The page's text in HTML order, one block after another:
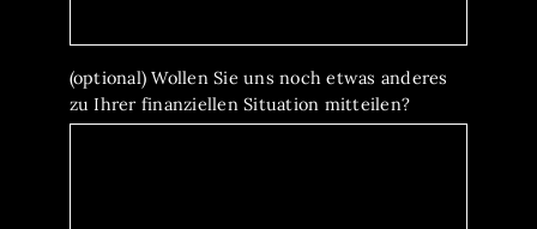
(optional) Wollen Sie uns noch etwas anderes
zu Ihrer finanziellen Situation mitteilen?